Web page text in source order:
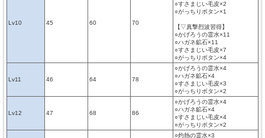
Lv10 45 60 70
○すさまじい毛皮×2
○がっちりボタン×1
【▽真撃烈波習得】
○かげろうの霊水×11
○ハガネ鉱石×11
○すさまじい毛皮×7
○がっちりボタン×4
Lv11 46 64 78
○かげろうの霊水×4
○ハガネ鉱石×4
○すさまじい毛皮×3
○がっちりボタン×2
Lv12 47 68 86
○かげろうの霊水×4
○ハガネ鉱石×4
○すさまじい毛皮×4
○がっちりボタン×2
○灼熱の霊水×3